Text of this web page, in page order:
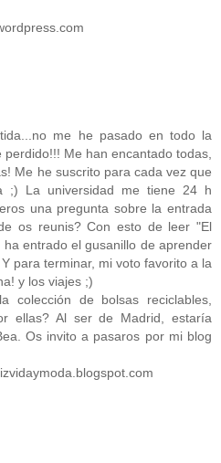
me he pasado en todo la
Me han encantado todas,
Me he suscrito para cada vez que
;) La universidad me tiene 24 h
una pregunta sobre la entrada
os reunis? Con esto de leer "El
entrado el gusanillo de aprender
para terminar, mi voto favorito a la
y los viajes ;)
colección de bolsas reciclables,
ellas? Al ser de Madrid, estaría
Os invito a pasaros por mi blog